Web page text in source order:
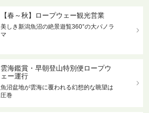
【春～秋】ロープウェー観光営業
美しき新潟魚沼の絶景遊覧360°の大パノラ
マ
雲海鑑賞・早朝登山特別便ロープウ
ェー運行
魚沼盆地が雲海に覆われる幻想的な眺望は
圧巻